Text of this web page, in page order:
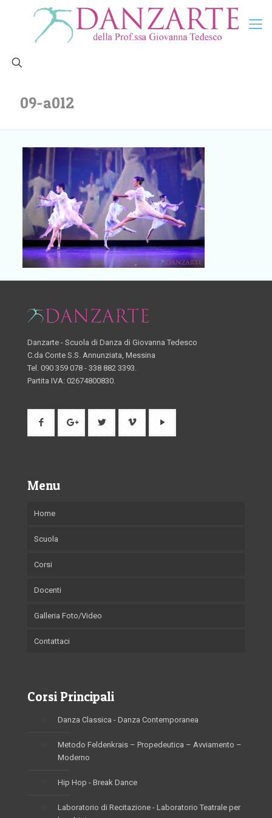
09-a012
Danzarte - Scuola di Danza di Giovanna Tedesco
C.da Conte S.S. Annunziata, Messina
Tel. 090 359 078 - 338 882 3393.
Partita IVA: 02674800830.
Menu
Home
Scuola
Corsi
Docenti
Galleria Foto/Video
Contattaci
Corsi Principali
Danza Classica - Danza Contemporanea
Metodo Feldenkrais – Propedeutica – Avviamento –
Moderno
Hip Hop - Break Dance
Laboratorio di Recitazione - Laboratorio Teatrale per